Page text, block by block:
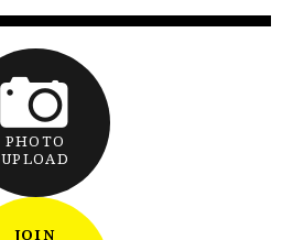
PHOTO
UPLOAD
JOIN